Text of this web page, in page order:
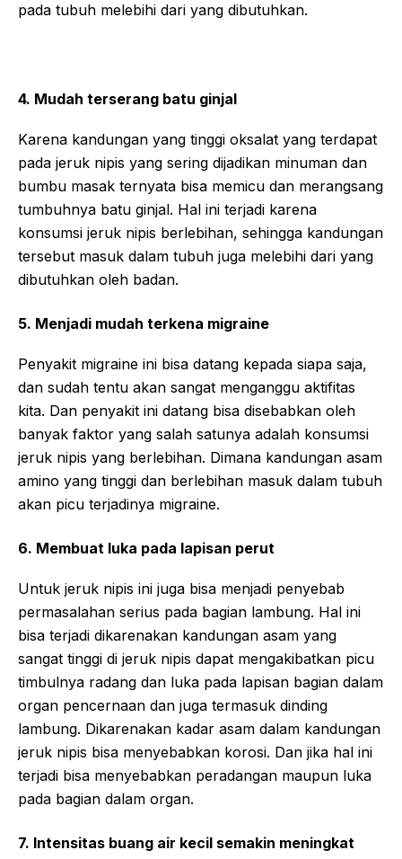
pada tubuh melebihi dari yang dibutuhkan.
4. Mudah terserang batu ginjal
Karena kandungan yang tinggi oksalat yang terdapat
pada jeruk nipis yang sering dijadikan minuman dan
bumbu masak ternyata bisa memicu dan merangsang
tumbuhnya batu ginjal. Hal ini terjadi karena
konsumsi jeruk nipis berlebihan, sehingga kandungan
tersebut masuk dalam tubuh juga melebihi dari yang
dibutuhkan oleh badan.
5. Menjadi mudah terkena migraine
Penyakit migraine ini bisa datang kepada siapa saja,
dan sudah tentu akan sangat menganggu aktifitas
kita. Dan penyakit ini datang bisa disebabkan oleh
banyak faktor yang salah satunya adalah konsumsi
jeruk nipis yang berlebihan. Dimana kandungan asam
amino yang tinggi dan berlebihan masuk dalam tubuh
akan picu terjadinya migraine.
6. Membuat luka pada lapisan perut
Untuk jeruk nipis ini juga bisa menjadi penyebab
permasalahan serius pada bagian lambung. Hal ini
bisa terjadi dikarenakan kandungan asam yang
sangat tinggi di jeruk nipis dapat mengakibatkan picu
timbulnya radang dan luka pada lapisan bagian dalam
organ pencernaan dan juga termasuk dinding
lambung. Dikarenakan kadar asam dalam kandungan
jeruk nipis bisa menyebabkan korosi. Dan jika hal ini
terjadi bisa menyebabkan peradangan maupun luka
pada bagian dalam organ.
7. Intensitas buang air kecil semakin meningkat